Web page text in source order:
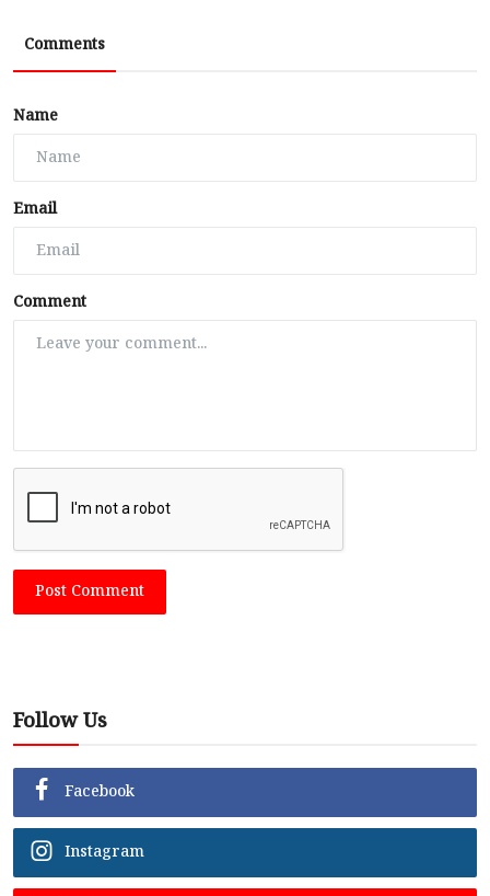
Comments
Name
Email
Comment
Post Comment
Follow Us
Facebook
Instagram